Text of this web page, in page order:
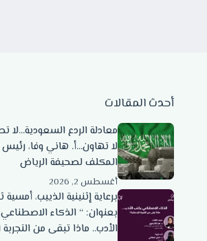
أحدث المقالات
معادلة الردع السعودية…لا
لا تهاون…أ. هاني وفا، رئيس
المكلف لصحيفة الرياض
أغسطس 2, 2026
برعاية إثنينية الذييب، أمسية
بعنوان: “ الذكاء
الأدب.. ماذا تبقى من التجربة